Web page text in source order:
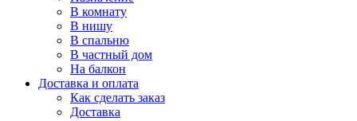
В комнату
В нишу
В спальню
В частный дом
На балкон
Доставка и оплата
Как сделать заказ
Доставка